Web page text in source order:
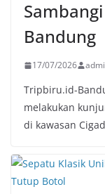
Bandung
17/07/2026
Tripbiru.id-
melakukan
di kawasan